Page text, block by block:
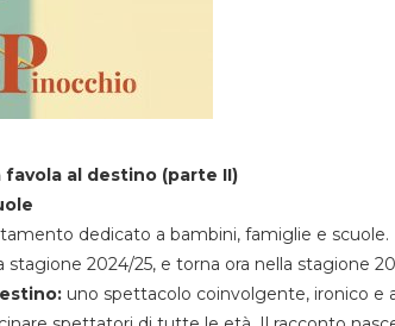
favola al destino (parte II)
dedicato a bambini, famiglie e
2024/25, e torna ora nella stagione
uno spettacolo coinvolgente, ironico e